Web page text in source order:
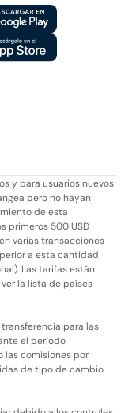
y para usuarios nuevos
pero no hayan
de esta
primeros 500 USD
varias transacciones
a esta cantidad
Las tarifas están
la lista de países
para las
el período
las comisiones por
de tipo de cambio